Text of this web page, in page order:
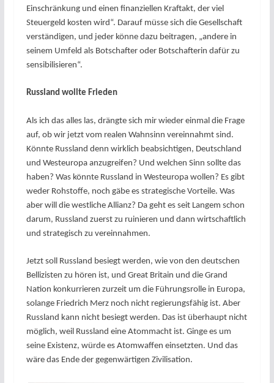
Einschränkung und einen finanziellen Kraftakt, der viel
Steuergeld kosten wird“. Darauf müsse sich die Gesellschaft
verständigen, und jeder könne dazu beitragen, „andere in
seinem Umfeld als Botschafter oder Botschafterin dafür zu
sensibilisieren“.
Russland wollte Frieden
Als ich das alles las, drängte sich mir wieder einmal die Frage
auf, ob wir jetzt vom realen Wahnsinn vereinnahmt sind.
Könnte Russland denn wirklich beabsichtigen, Deutschland
und Westeuropa anzugreifen? Und welchen Sinn sollte das
haben? Was könnte Russland in Westeuropa wollen? Es gibt
weder Rohstoffe, noch gäbe es strategische Vorteile. Was
aber will die westliche Allianz? Da geht es seit Langem schon
darum, Russland zuerst zu ruinieren und dann wirtschaftlich
und strategisch zu vereinnahmen.
Jetzt soll Russland besiegt werden, wie von den deutschen
Bellizisten zu hören ist, und Great Britain und die Grand
Nation konkurrieren zurzeit um die Führungsrolle in Europa,
solange Friedrich Merz noch nicht regierungsfähig ist. Aber
Russland kann nicht besiegt werden. Das ist überhaupt nicht
möglich, weil Russland eine Atommacht ist. Ginge es um
seine Existenz, würde es Atomwaffen einsetzten. Und das
wäre das Ende der gegenwärtigen Zivilisation.